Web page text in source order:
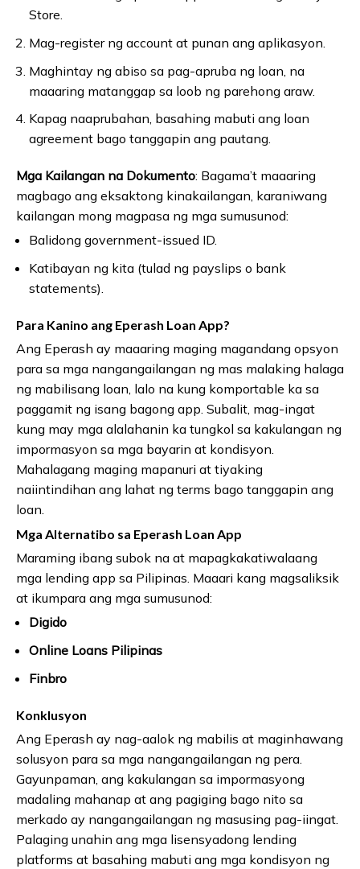
Store.
Mag-register ng account at punan ang aplikasyon.
Maghintay ng abiso sa pag-apruba ng loan, na
maaaring matanggap sa loob ng parehong araw.
Kapag naaprubahan, basahing mabuti ang loan
agreement bago tanggapin ang pautang.
Mga Kailangan na Dokumento: Bagama’t maaaring
magbago ang eksaktong kinakailangan, karaniwang
kailangan mong magpasa ng mga sumusunod:
Balidong government-issued ID.
Katibayan ng kita (tulad ng payslips o bank
statements).
Para Kanino ang Eperash Loan App?
Ang Eperash ay maaaring maging magandang opsyon
para sa mga nangangailangan ng mas malaking halaga
ng mabilisang loan, lalo na kung komportable ka sa
paggamit ng isang bagong app. Subalit, mag-ingat
kung may mga alalahanin ka tungkol sa kakulangan ng
impormasyon sa mga bayarin at kondisyon.
Mahalagang maging mapanuri at tiyaking
naiintindihan ang lahat ng terms bago tanggapin ang
loan.
Mga Alternatibo sa Eperash Loan App
Maraming ibang subok na at mapagkakatiwalaang
mga lending app sa Pilipinas. Maaari kang magsaliksik
at ikumpara ang mga sumusunod:
Digido
Online Loans Pilipinas
Finbro
Konklusyon
Ang Eperash ay nag-aalok ng mabilis at maginhawang
solusyon para sa mga nangangailangan ng pera.
Gayunpaman, ang kakulangan sa impormasyong
madaling mahanap at ang pagiging bago nito sa
merkado ay nangangailangan ng masusing pag-iingat.
Palaging unahin ang mga lisensyadong lending
platforms at basahing mabuti ang mga kondisyon ng